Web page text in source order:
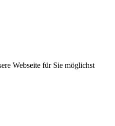
Webseite für Sie möglichst